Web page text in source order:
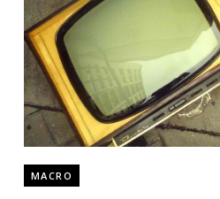
MACRO